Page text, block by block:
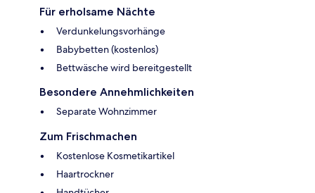
Für erholsame Nächte
Verdunkelungsvorhänge
Babybetten (kostenlos)
Bettwäsche wird bereitgestellt
Besondere Annehmlichkeiten
Separate Wohnzimmer
Zum Frischmachen
Kostenlose Kosmetikartikel
Haartrockner